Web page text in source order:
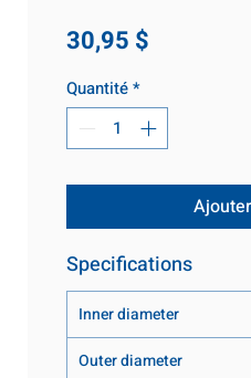
30,95 $
Quantité*
Specifications
Inner diameter
Outer diameter